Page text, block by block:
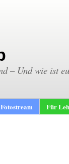
– Und wie ist
Fotostream Für